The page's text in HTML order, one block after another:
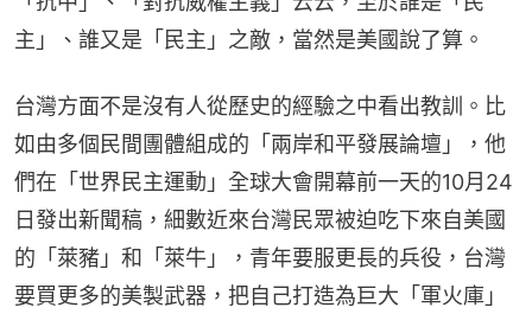
主」、誰又是「民主」之敵，當然是美國說了算。
台灣方面不是沒有人從歷史的經驗之中看出教訓。比
如由多個民間團體組成的「兩岸和平發展論壇」，他
們在「世界民主運動」全球大會開幕前一天的10月24
日發出新聞稿，細數近來台灣民眾被迫吃下來自美國
的「萊豬」和「萊牛」，青年要服更長的兵役，台灣
要買更多的美製武器，把自己打造為巨大「軍火庫」